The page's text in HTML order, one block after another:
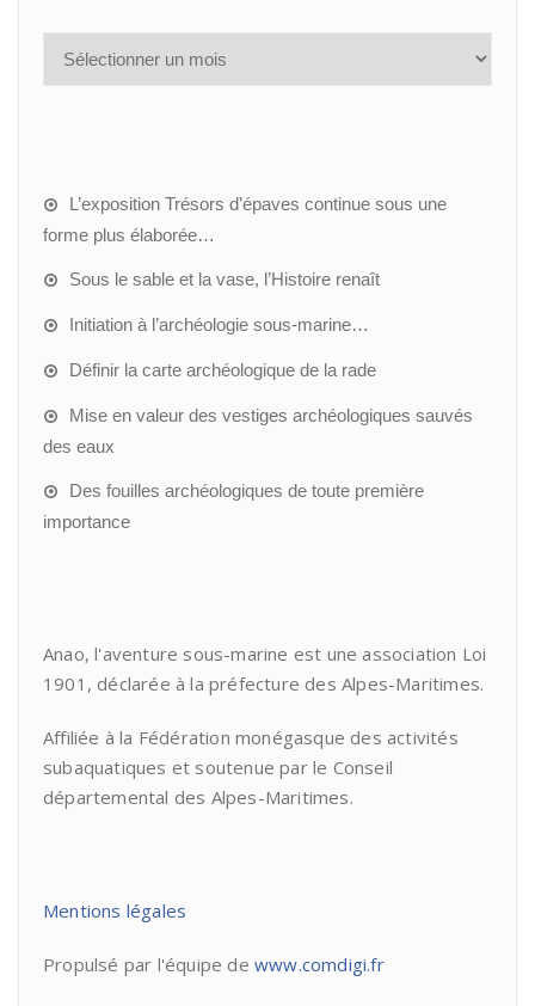
L’exposition Trésors d’épaves continue sous une
forme plus élaborée…
Sous le sable et la vase, l’Histoire renaît
Initiation à l’archéologie sous-marine…
Définir la carte archéologique de la rade
Mise en valeur des vestiges archéologiques sauvés
des eaux
Des fouilles archéologiques de toute première
importance
Anao, l'aventure sous-marine est une association Loi
1901, déclarée à la préfecture des Alpes-Maritimes.
Affiliée à la Fédération monégasque des activités
subaquatiques et soutenue par le Conseil
départemental des Alpes-Maritimes.
Mentions légales
Propulsé par l'équipe de www.comdigi.fr